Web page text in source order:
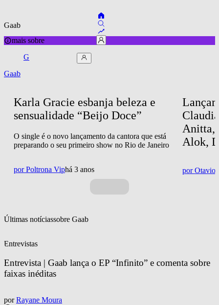
Gaab
mais sobre
G
Gaab
Karla Gracie esbanja beleza e
sensualidade “Beijo Doce”
O single é o novo lançamento da cantora que está
preparando o seu primeiro show no Rio de Janeiro
porPoltrona Viphá 3 anos
Anitta,
Alok,
porOtavio
Últimas notíciassobre Gaab
Entrevistas
Entrevista | Gaab lança o EP “Infinito” e comenta sobre
faixas inéditas
por Rayane Moura